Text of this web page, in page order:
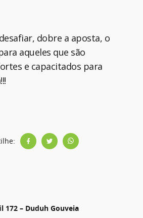
dobre a aposta, o
aqueles que são
e capacitados para
172 – Duduh Gouveia